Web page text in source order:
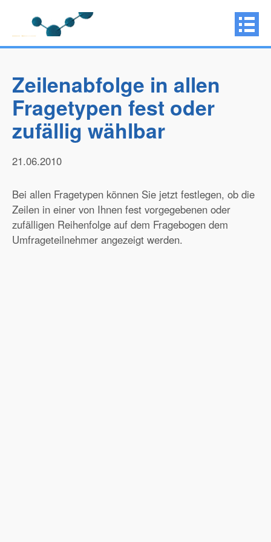
Zeilenabfolge in allen
Fragetypen fest oder
zufällig wählbar
21.06.2010
Bei allen Fragetypen können Sie jetzt festlegen, ob die
Zeilen in einer von Ihnen fest vorgegebenen oder
zufälligen Reihenfolge auf dem Fragebogen dem
Umfrageteilnehmer angezeigt werden.